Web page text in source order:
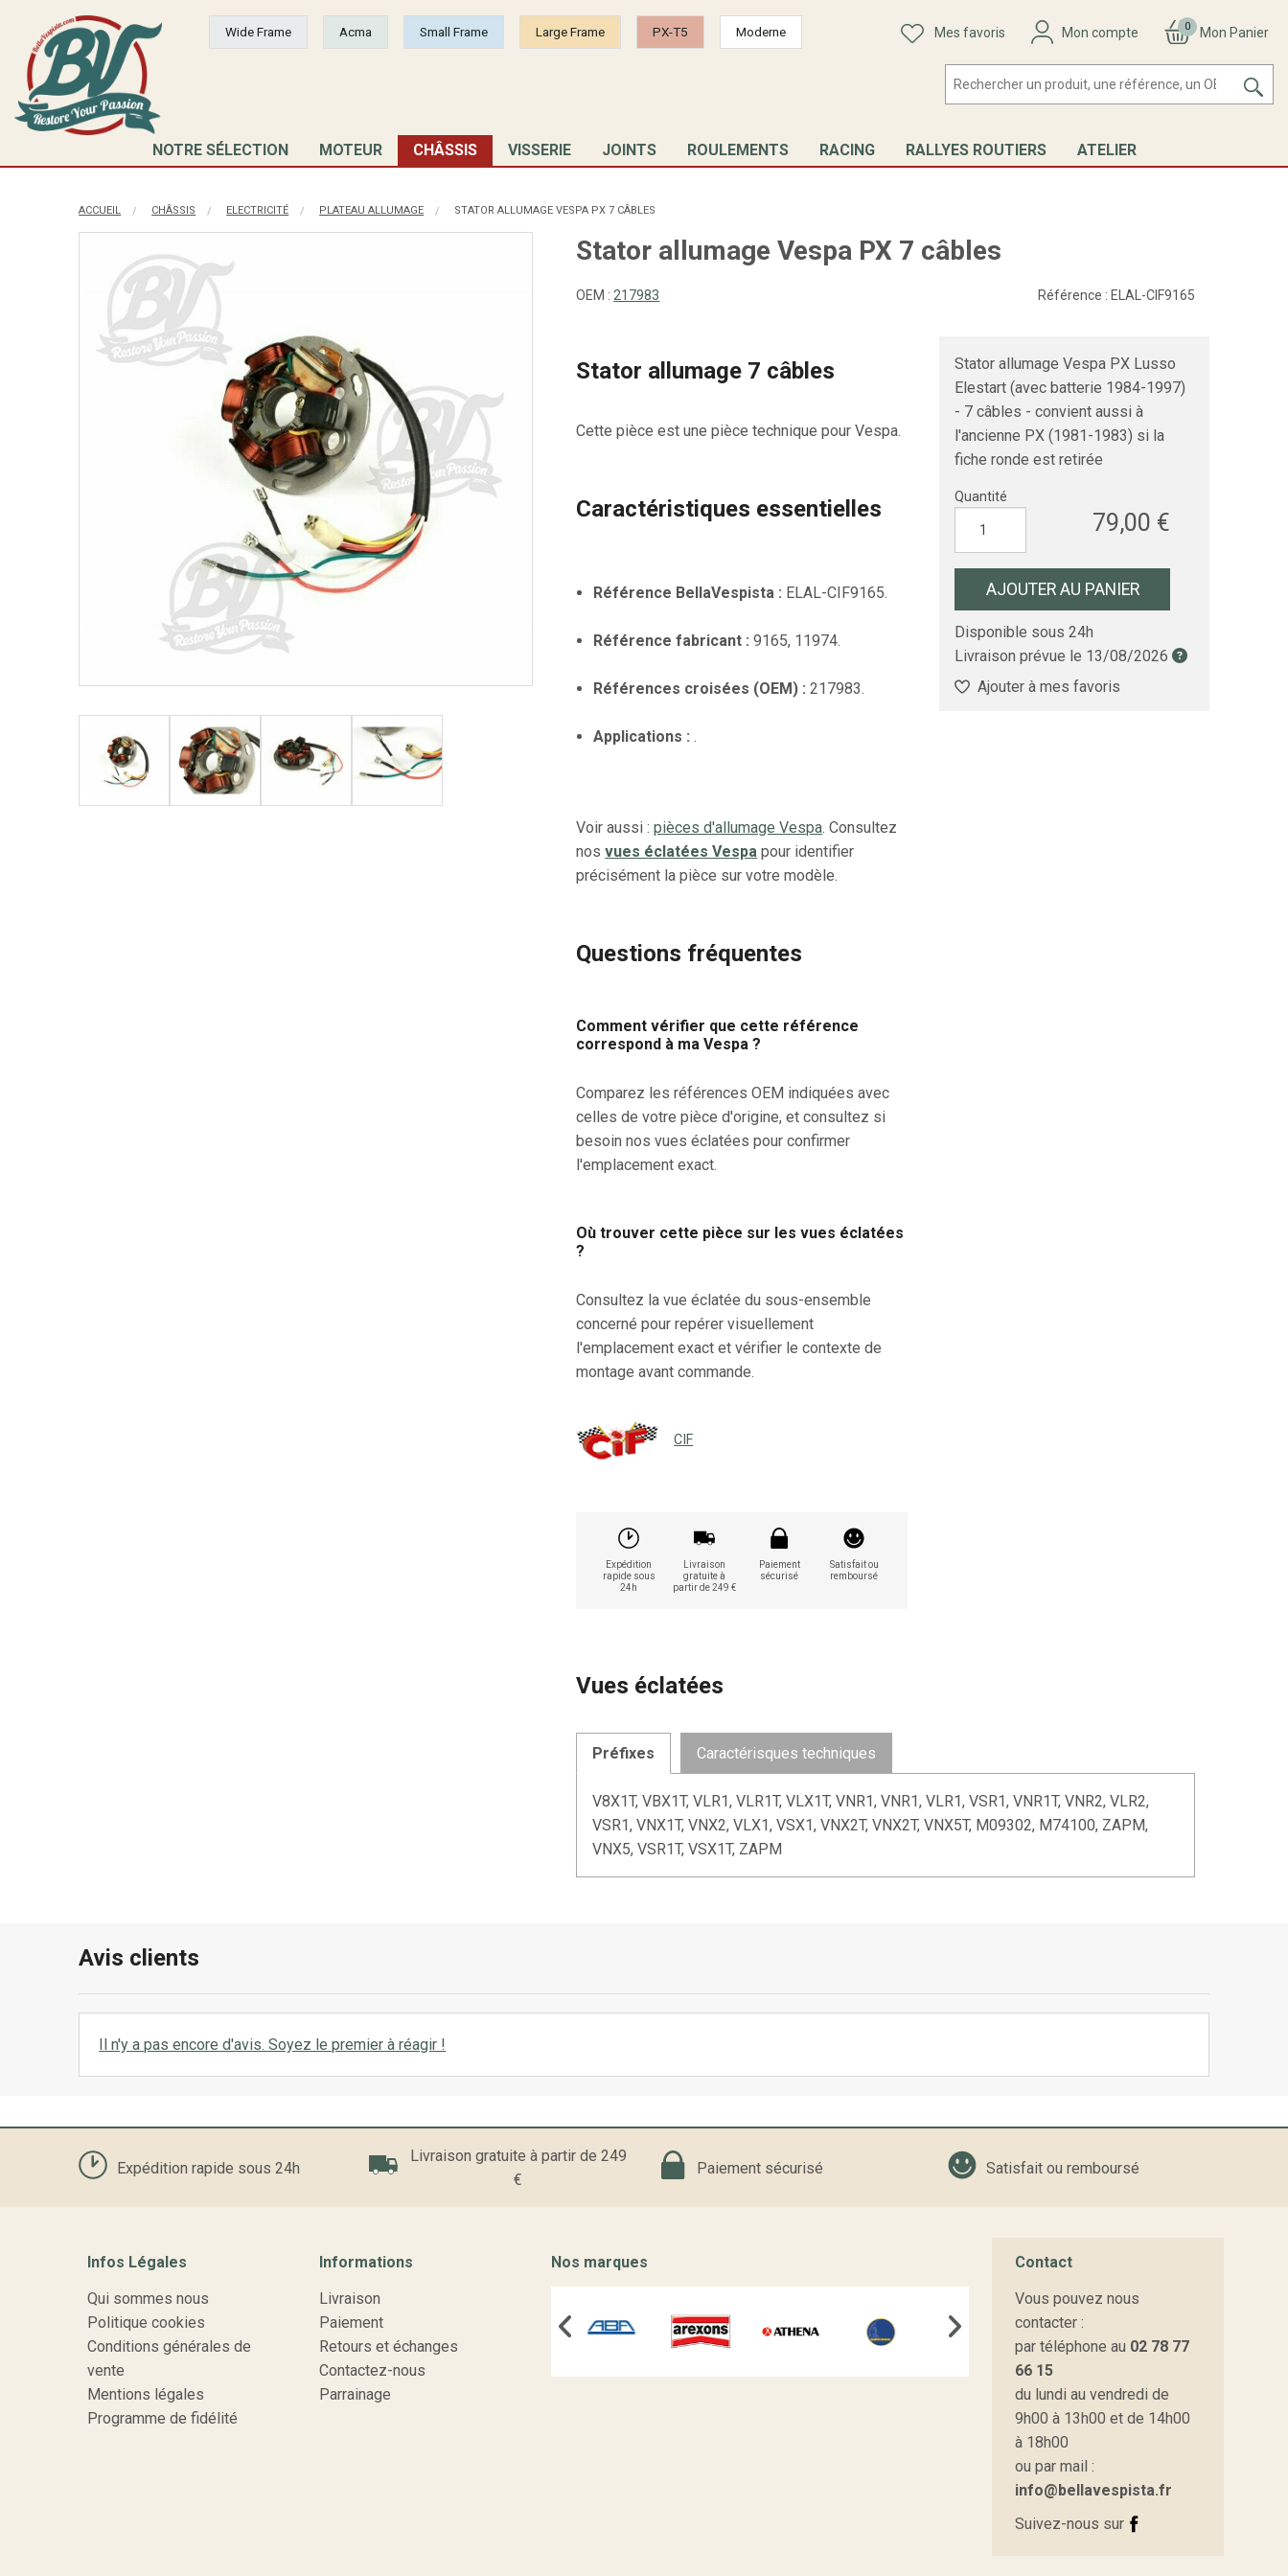
Wide Frame Acma Small Frame Large Frame PX-T5 Moderne Mes favoris Mon compte 0 Mon Panier
NOTRE SÉLECTION MOTEUR CHÂSSIS VISSERIE JOINTS ROULEMENTS RACING RALLYES ROUTIERS ATELIER
ACCUEIL CHÂSSIS ELECTRICITÉ PLATEAU ALLUMAGE STATOR ALLUMAGE VESPA PX 7 CÂBLES
Stator allumage Vespa PX 7 câbles
OEM : 217983 Référence : ELAL-CIF9165
Stator allumage Vespa PX Lusso
Elestart (avec batterie 1984-1997)
- 7 câbles - convient aussi à
l'ancienne PX (1981-1983) si la
fiche ronde est retirée
Quantité
79,00 €
AJOUTER AU PANIER
Disponible sous 24h
Livraison prévue le 13/08/2026
Ajouter à mes favoris
Stator allumage 7 câbles
Cette pièce est une pièce technique pour Vespa.
Caractéristiques essentielles
Référence BellaVespista : ELAL-CIF9165.
Référence fabricant : 9165, 11974.
Références croisées (OEM) : 217983.
Applications : .
Voir aussi :pièces d'allumage Vespa. Consultez
nosvues éclatées Vespa pour identifier
précisément la pièce sur votre modèle.
Questions fréquentes
Comment vérifier que cette référence
correspond à ma Vespa ?
Comparez les références OEM indiquées avec
celles de votre pièce d'origine, et consultez si
besoin nos vues éclatées pour confirmer
l'emplacement exact.
Où trouver cette pièce sur les vues éclatées
?
Consultez la vue éclatée du sous-ensemble
concerné pour repérer visuellement
l'emplacement exact et vérifier le contexte de
montage avant commande.
CIF
Expédition
rapide sous
24h
Livraison
gratuite à
partir de 249 €
Paiement
sécurisé
Satisfait ou
remboursé
Vues éclatées
Préfixes Caractérisques techniques
V8X1T, VBX1T, VLR1, VLR1T, VLX1T, VNR1, VNR1, VLR1, VSR1, VNR1T, VNR2, VLR2,
VSR1, VNX1T, VNX2, VLX1, VSX1, VNX2T, VNX2T, VNX5T, M09302, M74100, ZAPM,
VNX5, VSR1T, VSX1T, ZAPM
Avis clients
Il n'y a pas encore d'avis. Soyez le premier à réagir !
Expédition rapide sous 24h
Livraison gratuite à partir de 249
€
Paiement sécurisé Satisfait ou remboursé
Infos Légales
Qui sommes nous
Politique cookies
Conditions générales de
vente
Mentions légales
Programme de fidélité
Informations
Livraison
Paiement
Retours et échanges
Contactez-nous
Parrainage
Nos marques
Contact
Vous pouvez nous
contacter :
par téléphone au 02 78 77
66 15
du lundi au vendredi de
9h00 à 13h00 et de 14h00
à 18h00
ou par mail :
info@bellavespista.fr
Suivez-nous sur